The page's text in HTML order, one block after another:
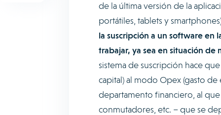
de la última versión de la
portátiles, tablets y
la suscripción a un software en
trabajar, ya sea en situación de
sistema de suscripción hace
capital) al modo Opex (gasto
departamento financiero, al
conmutadores, etc. – que se